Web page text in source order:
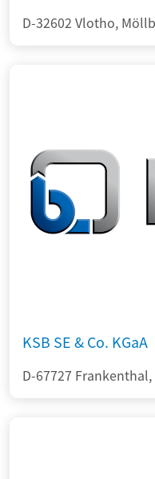
D-32602 Vlotho,
KSB SE & Co. KGaA
D-67727